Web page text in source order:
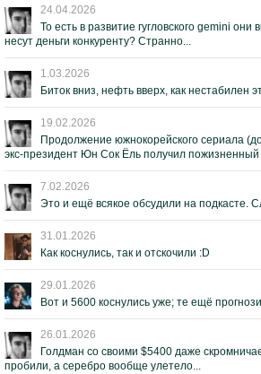
24.04.2026
То есть в развитие гугловского gemini они
несут деньги конкуренту? Странно...
1.03.2026
Биток вниз, нефть вверх, как нестабилен
19.02.2026
Продолжение южнокорейского сериала
экс-президент Юн Сок Ёль получил
7.02.2026
Это и ещё всякое обсудили на подкасте.
31.01.2026
Как коснулись, так и отскочили :D
29.01.2026
Вот и 5600 коснулись уже; те ещё
26.01.2026
Голдман со своими $5400 даже
пробили, а серебро вообще улетело...